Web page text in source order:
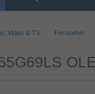
& TV Fernseher